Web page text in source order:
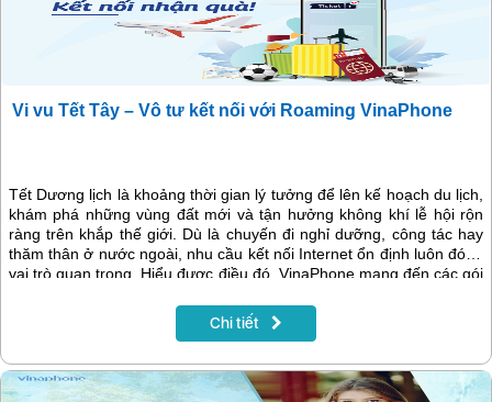
Vi vu Tết Tây – Vô tư kết nối với Roaming VinaPhone
Tết Dương lịch là khoảng thời gian lý tưởng để lên kế hoạch du lịch,
khám phá những vùng đất mới và tận hưởng không khí lễ hội rộn
ràng trên khắp thế giới. Dù là chuyến đi nghỉ dưỡng, công tác hay
thăm thân ở nước ngoài, nhu cầu kết nối Internet ổn định luôn đóng
vai trò quan trọng. Hiểu được điều đó, VinaPhone mang đến các gói
ưu, giúp khách hàng an tâm kết nối mọi lúc, mọi nơi trong suốt hành
Chi tiết